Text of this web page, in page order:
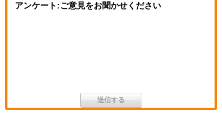
アンケート:ご意見をお聞かせください